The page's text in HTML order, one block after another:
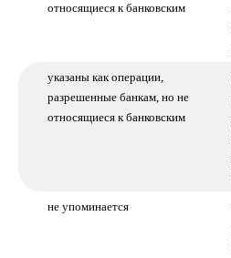
относящиеся к банковским
указаны как операции,
разрешенные банкам, но не
относящиеся к банковским
не упоминается